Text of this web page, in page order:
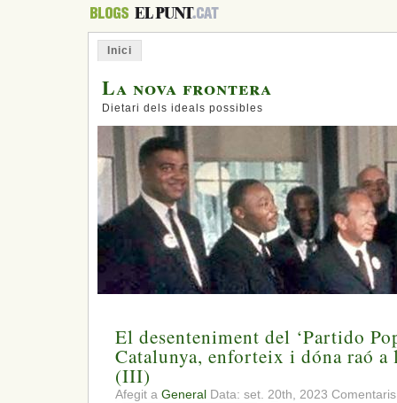
Inici
La nova frontera
Dietari dels ideals possibles
El desenteniment del ‘Partido
Catalunya, enforteix i dóna raó a
(III)
Afegit a General Data: set. 20th, 2023